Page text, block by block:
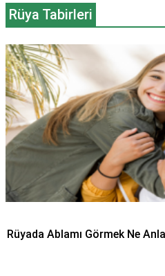
Rüya Tabirleri
Rüyada Ablamı Görmek Ne